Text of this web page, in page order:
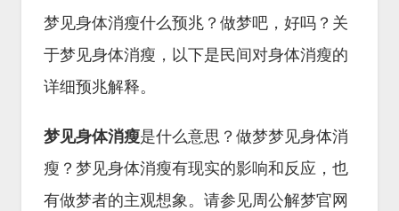
梦见身体消瘦什么预兆？做梦吧，好吗？关
于梦见身体消瘦，以下是民间对身体消瘦的
详细预兆解释。
梦见身体消瘦是什么意思？做梦梦见身体消
瘦？梦见身体消瘦有现实的影响和反应，也
有做梦者的主观想象。请参见周公解梦官网